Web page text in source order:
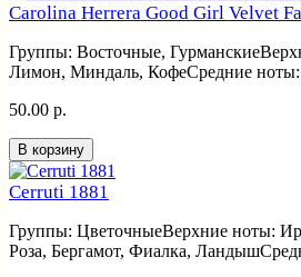
Carolina Herrera Good Girl Velvet
Группы: Восточные,
Лимон, Миндаль, КофеСредние ноты:
50.00 р.
В корзину
Cerruti 1881
Группы: ЦветочныеВерхние ноты:
Роза, Бергамот, Фиалка,